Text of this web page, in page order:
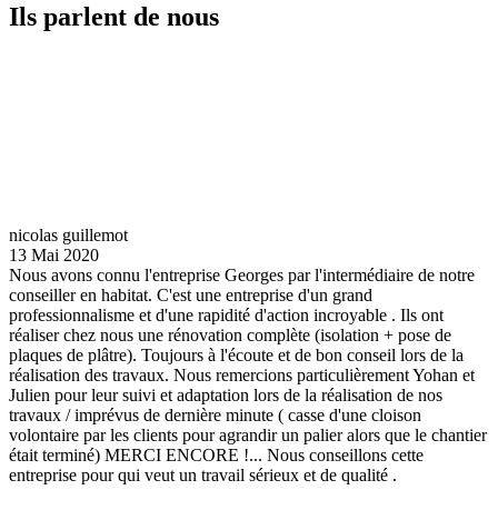
Ils parlent de nous
nicolas guillemot
13 Mai 2020
Nous avons connu l'entreprise Georges par l'intermédiaire de notre
conseiller en habitat. C'est une entreprise d'un grand
professionnalisme et d'une rapidité d'action incroyable . Ils ont
réaliser chez nous une rénovation complète (isolation + pose de
plaques de plâtre). Toujours à l'écoute et de bon conseil lors de la
réalisation des travaux. Nous remercions particulièrement Yohan et
Julien pour leur suivi et adaptation lors de la réalisation de nos
travaux / imprévus de dernière minute ( casse d'une cloison
volontaire par les clients pour agrandir un palier alors que le chantier
était terminé) MERCI ENCORE !... Nous conseillons cette
entreprise pour qui veut un travail sérieux et de qualité .